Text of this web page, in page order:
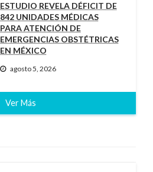
ESTUDIO REVELA DÉFICIT DE
842 UNIDADES MÉDICAS
PARA ATENCIÓN DE
EMERGENCIAS OBSTÉTRICAS
EN MÉXICO
agosto 5, 2026
Ver Más